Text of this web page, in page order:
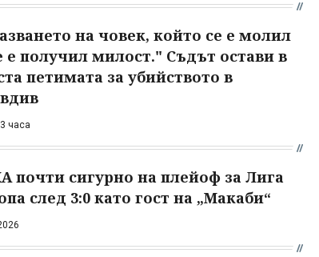
на човек, който се е молил
е получил милост." Съдът остави в
петимата за убийството в
часа
почти сигурно на плейоф за Лига
след 3:0 като гост на „Макаби“